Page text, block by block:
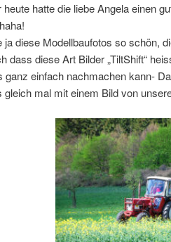
heute hatte die liebe Angela einen
ja diese Modellbaufotos so schön,
dass diese Art Bilder „TiltShift“
ganz einfach nachmachen kann-
gleich mal mit einem Bild von